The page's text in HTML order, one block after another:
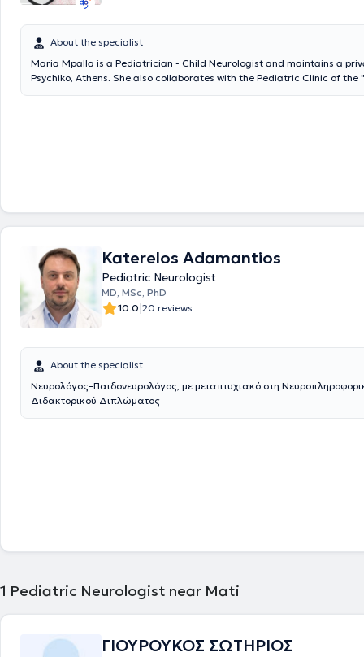
About the specialist
Maria Mpalla is a Pediatrician - Child Neurologist and maintains a
Psychiko, Athens. She also collaborates with the Pediatric Clinic of the
Katerelos Adamantios
Pediatric Neurologist
MD, MSc, PhD
10.0|20 reviews
About the specialist
Νευρολόγος–Παιδονευρολόγος, με μεταπτυχιακό στη
Διδακτορικού Διπλώματος
1 Pediatric Neurologist near Mati
ΓΙΟΥΡΟΥΚΟΣ ΣΩΤΗΡΙΟΣ